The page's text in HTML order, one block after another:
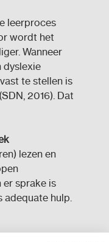
leerproces
wordt het
Wanneer
dyslexie
te stellen is
2016). Dat
lezen en
er sprake is
hulp.